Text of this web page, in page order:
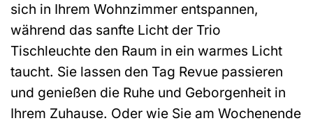
sich in Ihrem Wohnzimmer entspannen,
während das sanfte Licht der Trio
Tischleuchte den Raum in ein warmes Licht
taucht. Sie lassen den Tag Revue passieren
und genießen die Ruhe und Geborgenheit in
Ihrem Zuhause. Oder wie Sie am Wochenende